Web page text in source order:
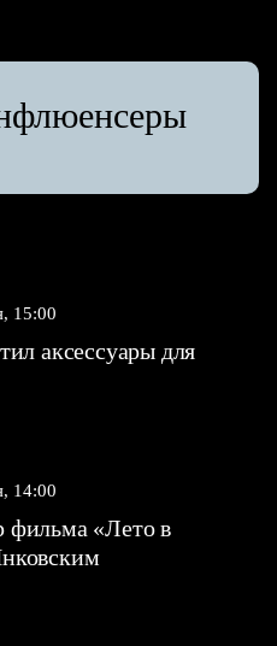
15:00
аксессуары для
14:00
фильма «Лето в